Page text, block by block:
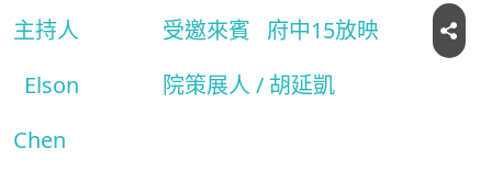
主持人
Elson
Chen
受邀來賓
府中15放映
院策展人 / 胡延凱